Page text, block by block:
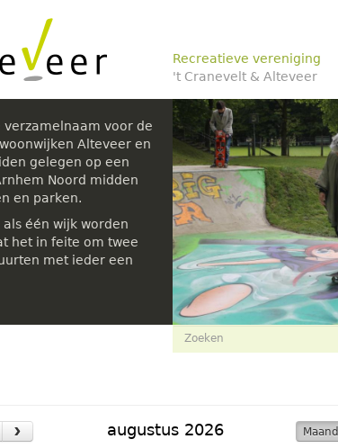
Recreatieve vereniging
't Cranevelt & Alteveer
verzamelnaam voor de
Alteveer en
gelegen op een
Noord midden
en parken.
als één wijk worden
het in feite om twee
met ieder een
Zoekveld
› augustus 2026 Maand